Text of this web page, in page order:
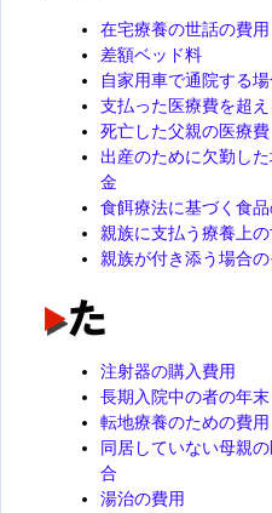
在宅療養の世話の費用
差額ベッド料
自家用車で通院する
支払った医療費を超
死亡した父親の医療費
出産のために欠勤し
金
食餌療法に基づく食
親族に支払う療養上
親族が付き添う場合
注射器の購入費用
長期入院中の者の年
転地療養のための費用
同居していない母親
合
湯治の費用